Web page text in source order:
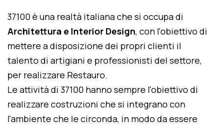
37100 è una realtà italiana che si occupa di
Architettura e Interior Design, con l'obiettivo di
mettere a disposizione dei propri clienti il
talento di artigiani e professionisti del settore,
per realizzare Restauro.
Le attività di 37100 hanno sempre l'obiettivo di
realizzare costruzioni che si integrano con
l'ambiente che le circonda, in modo da essere